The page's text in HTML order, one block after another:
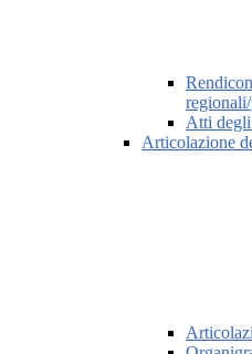
Atti
Articolazione